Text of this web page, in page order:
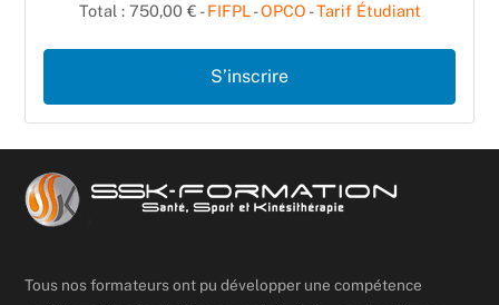
Total : 750,00 € -FIFPL-OPCO -Tarif Étudiant
S’inscrire
Tous nos formateurs ont pu développer une compétence